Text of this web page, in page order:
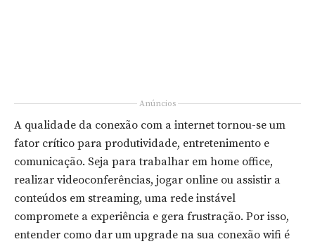
Anúncios
A qualidade da conexão com a internet tornou-se um
fator crítico para produtividade, entretenimento e
comunicação. Seja para trabalhar em home office,
realizar videoconferências, jogar online ou assistir a
conteúdos em streaming, uma rede instável
compromete a experiência e gera frustração. Por isso,
entender como dar um upgrade na sua conexão wifi é